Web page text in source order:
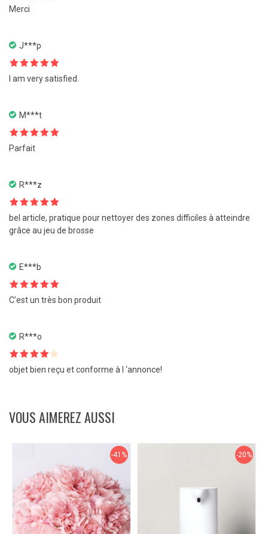
Note
5
Merci
J***p
Note
5
I am very satisfied.
M***t
Note 5sur
5Parfait
R***z
Note 5 sur
5
bel article, pratique pour nettoyer des zones difficiles à atteindre
grâce au jeu de brosse
E***b
Note
sur
5
C’est un très bon produit
R***o
Note 4
sur 5
objet bien reçu et conforme à l ‘annonce!
VOUS AIMEREZ AUSSI
-41% -20%